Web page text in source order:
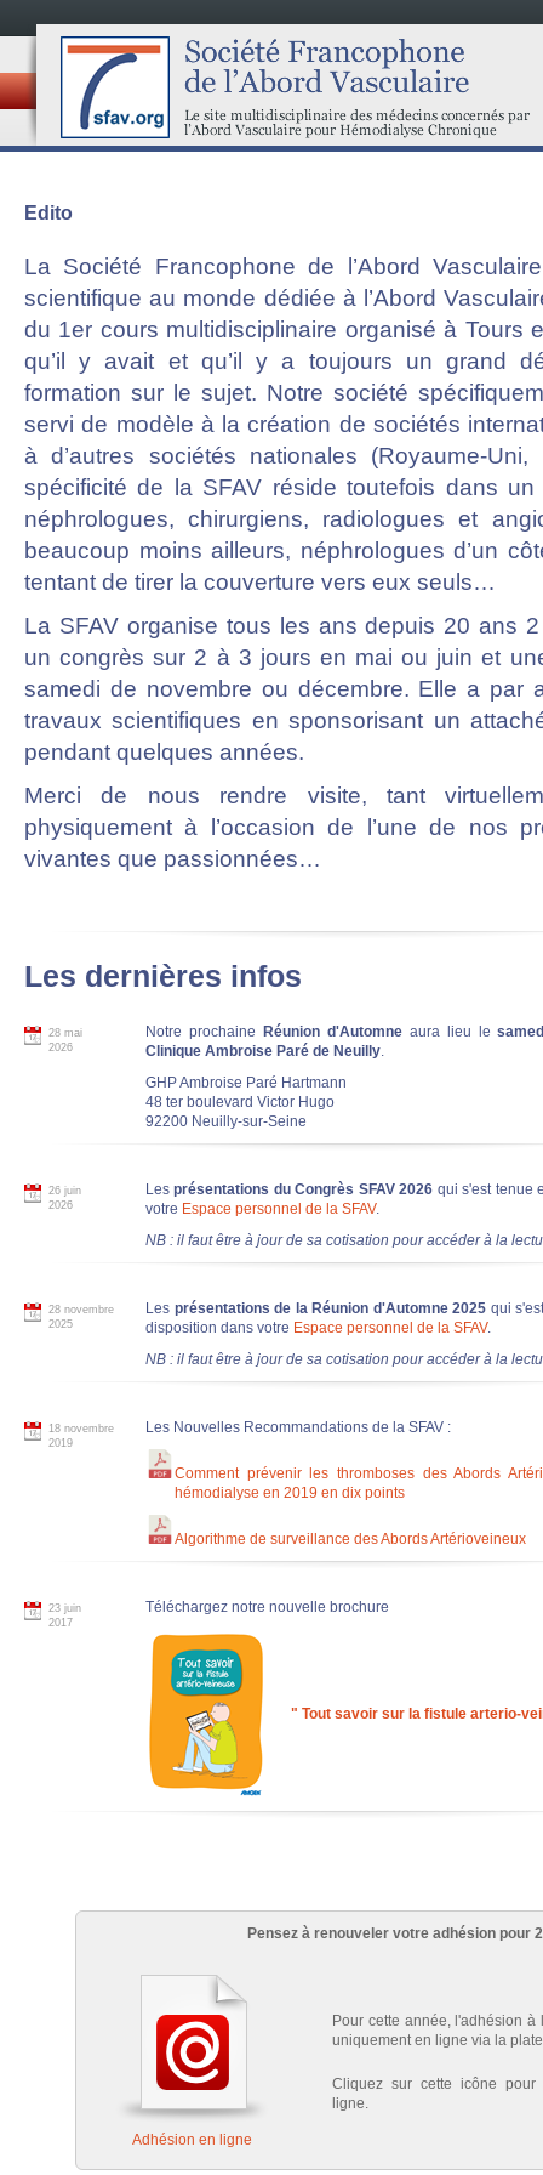
Edito
La Société Francophone de l’Abord
scientifique au monde dédiée à l’Abord
du 1er cours multidisciplinaire organisé à Tours
qu’il y avait et qu’il y a toujours un grand
formation sur le sujet. Notre société
servi de modèle à la création de sociétés
à d’autres sociétés nationales (Royaume-
spécificité de la SFAV réside toutefois dans un
néphrologues, chirurgiens, radiologues et
beaucoup moins ailleurs, néphrologues d’un
tentant de tirer la couverture vers eux seuls…
La SFAV organise tous les ans depuis 20 ans
un congrès sur 2 à 3 jours en mai ou juin et
samedi de novembre ou décembre. Elle a par
travaux scientifiques en sponsorisant un
pendant quelques années.
Merci de nous rendre visite, tant
physiquement à l’occasion de l’une de nos
vivantes que passionnées…
Les dernières infos
28 mai
2026
Notre prochaine Réunion d'Automneaura lieu le
Clinique Ambroise Paré de Neuilly.
GHP Ambroise Paré Hartmann
48 ter boulevard Victor Hugo
92200 Neuilly-sur-Seine
26 juin
2026
Lesprésentations du Congrès SFAV 2026 qui s'est tenue
votre Espace personnel de la SFAV.
NB : il faut être à jour de sa cotisation pour accéder à la
28 novembre
2025
Les présentations de la Réunion d'Automne 2025 qui
disposition dans votre Espace personnel de la SFAV.
NB : il faut être à jour de sa cotisation pour accéder à la
18 novembre
2019
Les Nouvelles Recommandations de la SFAV :
Comment prévenir les thromboses des Abords
hémodialyse en 2019 en dix points
Algorithme de surveillance des Abords Artérioveineux
23 juin
2017
Téléchargez notre nouvelle brochure
" Tout savoir sur la fistule arterio-
Pensez à renouveler votre adhésion pour
Adhésion en ligne
Pour cette année, l'adhésion à
uniquement en ligne via la
Cliquez sur cette icône
ligne.